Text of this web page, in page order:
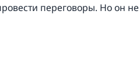
переговоры. Но он